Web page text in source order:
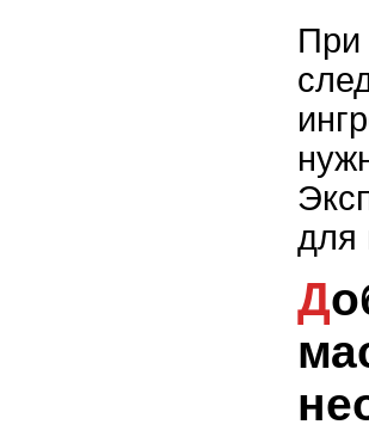
При
для
Добавление сливок и